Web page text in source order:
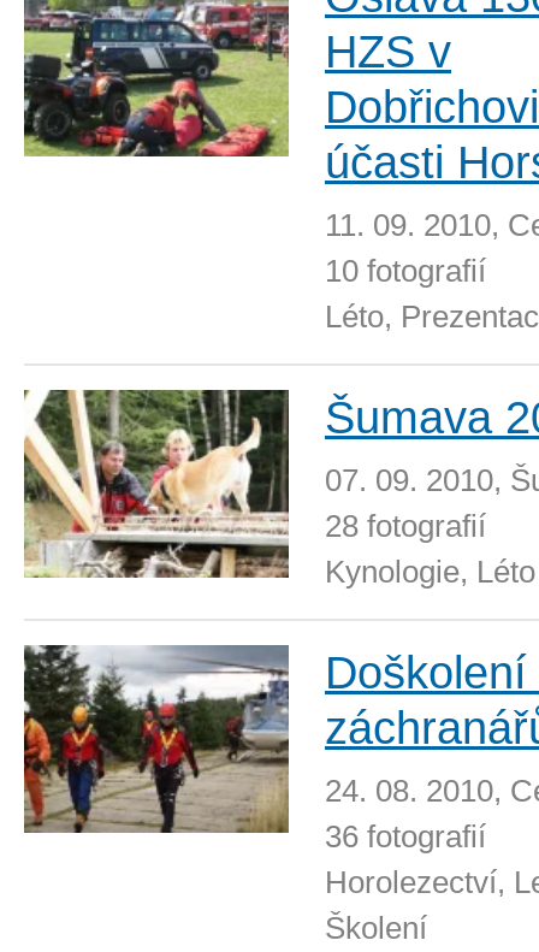
HZS v
účasti
11. 09. 2010,
10 fotografií
Léto,
Šumava
07. 09. 2010,
28 fotografií
Kynologie, Léto
24. 08. 2010,
36 fotografií
Horolezectví,
Školení